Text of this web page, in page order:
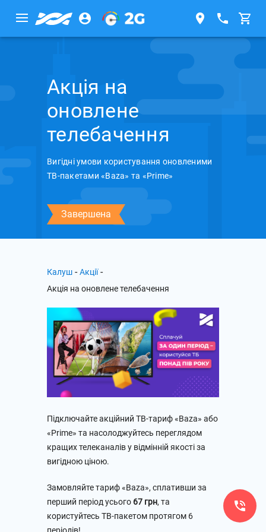
Акція на
оновлене
телебачення
Вигідні умови користування оновленими
ТВ-пакетами «Baza» та «Prime»
Завершена
Калуш - Акції -
Акція на оновлене телебачення
Підключайте акційний ТВ-тариф «Baza» або
«Prime» та насолоджуйтесь переглядом
кращих телеканалів у відмінній якості за
вигідною ціною.
Замовляйте тариф «Baza», сплативши за
перший період усього 67 грн, та
користуйтесь ТВ-пакетом протягом 6
періодів!